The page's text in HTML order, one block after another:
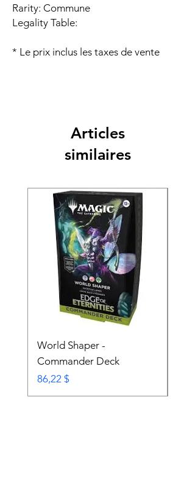
Rarity: Commune
Legality Table:
* Le prix inclus les taxes de vente
Articles
similaires
World Shaper -
Commander Deck
Prix
86,22 $